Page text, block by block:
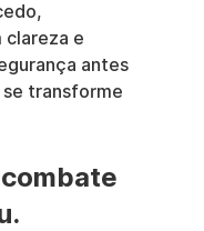
clareza e
antes
transforme